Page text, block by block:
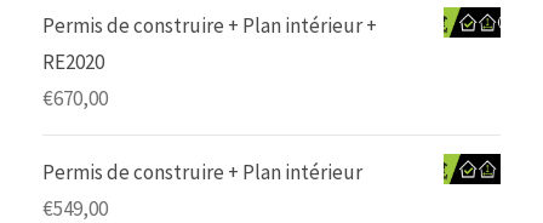
Permis de construire + Plan intérieur +
RE2020
€670,00
Permis de construire + Plan intérieur
€549,00